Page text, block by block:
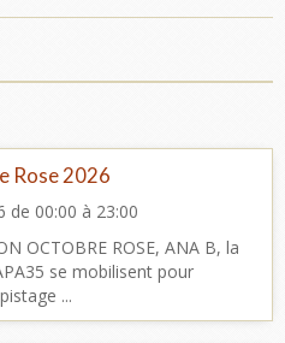
Rose 2026
de 00:00 à 23:00
OCTOBRE ROSE, ANA B, la
se mobilisent pour
...